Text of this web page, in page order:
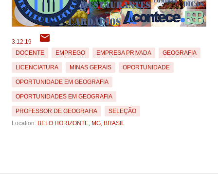
3.12.19
DOCENTE
EMPREGO EMPRESA PRIVADA GEOGRAFIA
LICENCIATURA MINAS GERAIS OPORTUNIDADE
OPORTUNIDADE EM GEOGRAFIA
OPORTUNIDADES EM GEOGRAFIA
PROFESSOR DE GEOGRAFIA
SELEÇÃO
Location: BELO HORIZONTE, MG, BRASIL